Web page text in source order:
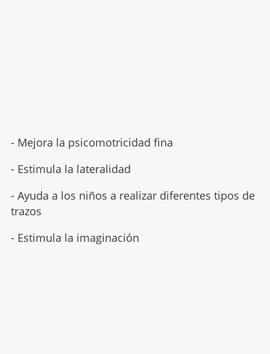
- Mejora la psicomotricidad fina
- Estimula la lateralidad
- Ayuda a los niños a realizar diferentes tipos de
trazos
- Estimula la imaginación